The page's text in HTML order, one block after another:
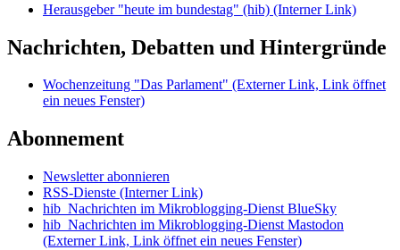
Herausgeber "heute im bundestag" (hib) (Interner Link)
Nachrichten, Debatten und Hintergründe
Wochenzeitung "Das Parlament" (Externer Link, Link öffnet
ein neues Fenster)
Abonnement
Newsletter abonnieren
RSS-Dienste (Interner Link)
hib_Nachrichten im Mikroblogging-Dienst BlueSky
hib_Nachrichten im Mikroblogging-Dienst Mastodon
(Externer Link, Link öffnet ein neues Fenster)